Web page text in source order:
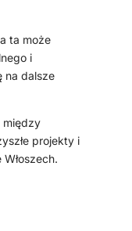
ta może
i
na dalsze
między
projekty i